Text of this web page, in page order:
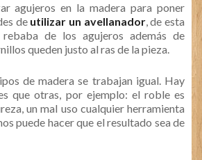
agujeros en la madera para poner
de utilizar un avellanador, de esta
de los agujeros además de
queden justo al ras de la pieza.
de madera se trabajan igual. Hay
que otras, por ejemplo: el roble es
un mal uso cualquier herramienta
puede hacer que el resultado sea de